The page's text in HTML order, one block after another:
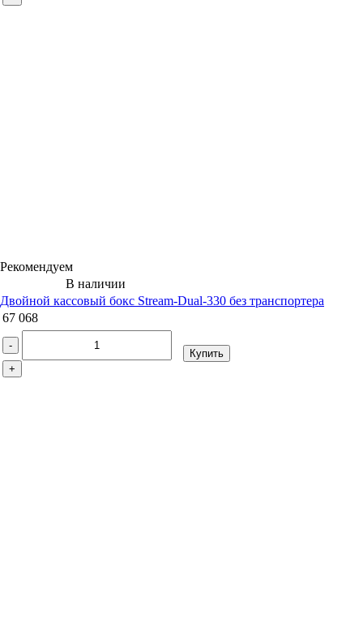
Рекомендуем
В наличии
Двойной кассовый бокс Stream-Dual-330 без транспортера
67 068
-
+
Купить